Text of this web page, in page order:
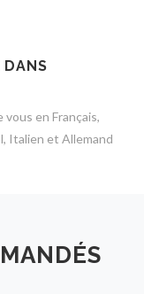
DANS
en Français,
Italien et Allemand